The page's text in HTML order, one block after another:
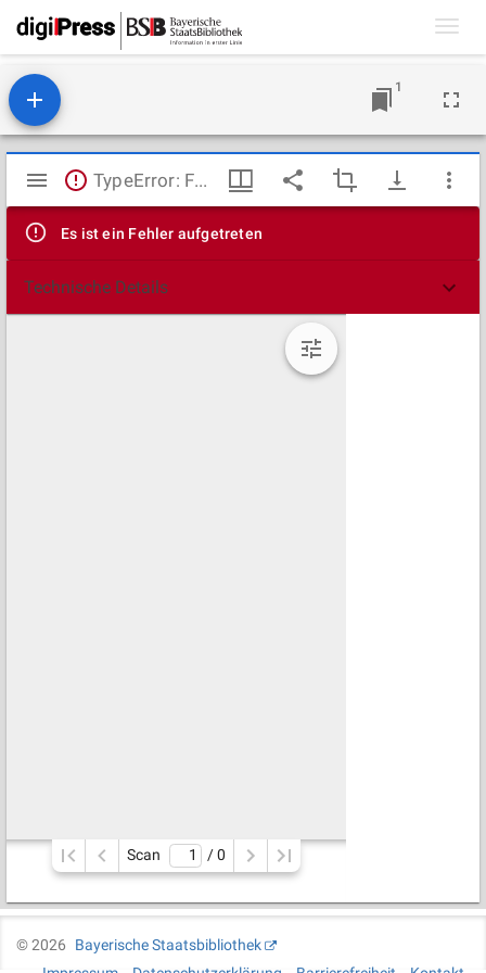
1
Mirador
Viewer
TypeError: Failed to fetch
Es ist ein Fehler aufgetreten
Technische Details
Scan / 0
©2026
Bayerische Staatsbibliothek